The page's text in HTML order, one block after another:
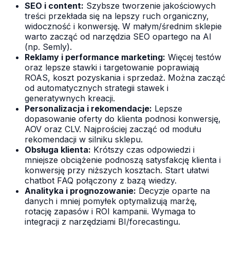
SEO i content: Szybsze tworzenie jakościowych
treści przekłada się na lepszy ruch organiczny,
widoczność i konwersję. W małym/średnim sklepie
warto zacząć od narzędzia SEO opartego na AI
(np. Semly).
Reklamy i performance marketing: Więcej testów
oraz lepsze stawki i targetowanie poprawiają
ROAS, koszt pozyskania i sprzedaż. Można zacząć
od automatycznych strategii stawek i
generatywnych kreacji.
Personalizacja i rekomendacje: Lepsze
dopasowanie oferty do klienta podnosi konwersję,
AOV oraz CLV. Najprościej zacząć od modułu
rekomendacji w silniku sklepu.
Obsługa klienta: Krótszy czas odpowiedzi i
mniejsze obciążenie podnoszą satysfakcję klienta i
konwersję przy niższych kosztach. Start ułatwi
chatbot FAQ połączony z bazą wiedzy.
Analityka i prognozowanie: Decyzje oparte na
danych i mniej pomyłek optymalizują marżę,
rotację zapasów i ROI kampanii. Wymaga to
integracji z narzędziami BI/forecastingu.